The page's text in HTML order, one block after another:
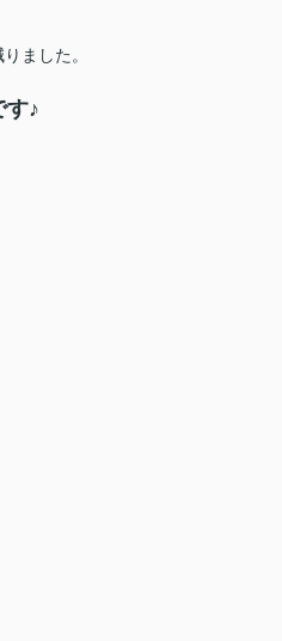
ました。
す♪